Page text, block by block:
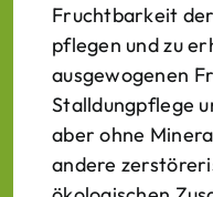
Fruchtbarkeit
pflegen und zu
ausgewogenen
Stalldungpflege
aber ohne
andere